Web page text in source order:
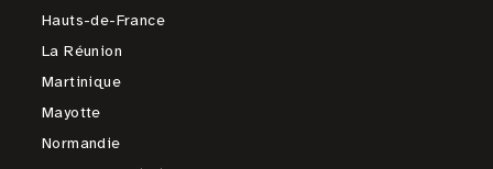
Hauts-de-France
La Réunion
Martinique
Mayotte
Normandie